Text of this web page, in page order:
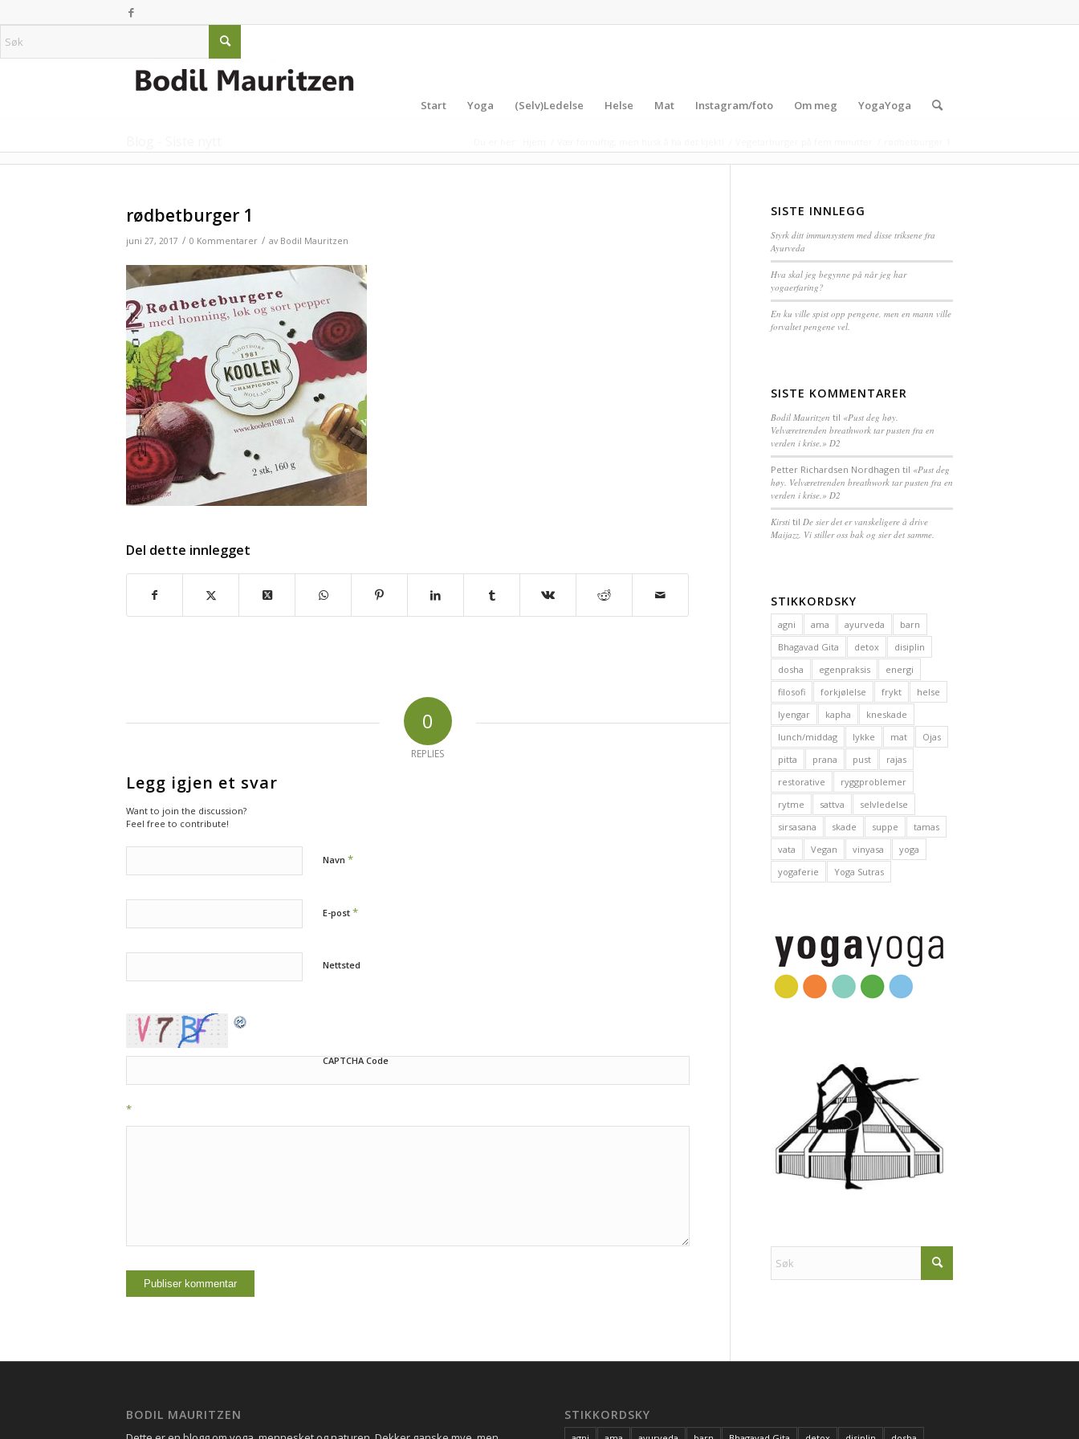
Start Yoga (Selv)Ledelse Helse Mat Instagram/foto Om meg YogaYoga
rødbetburger 1
juni 27, 2017 / 0 Kommentarer / av Bodil Mauritzen
Del dette innlegget
0
REPLIES
Legg igjen et svar
Want to join the discussion?
Feel free to contribute!
Navn *
E-post *
Nettsted
CAPTCHA Code
*
SISTE INNLEGG
Styrk ditt immunsystem med disse triksene fra
Ayurveda
Hva skal jeg begynne på når jeg har
yogaerfaring?
En ku ville spist opp pengene, men en mann ville
forvaltet pengene vel.
SISTE KOMMENTARER
Bodil Mauritzen til «Pust deg høy.
Velværetrenden breathwork tar pusten fra en
verden i krise.» D2
Petter Richardsen Nordhagen til «Pust deg
høy. Velværetrenden breathwork tar pusten fra en
verden i krise.» D2
Kirstitil De sier det er vanskeligere å drive
Maijazz. Vi stiller oss bak og sier det samme.
STIKKORDSKY
agni ama ayurveda
barn
Bhagavad Gita
detox
disiplin
dosha
egenpraksis
energi
filosofi
forkjølelse frykt
helse
Iyengar
kapha
kneskade
lunch/middag
lykke mat
Ojas
pitta
prana pust
rajas
restorative
ryggproblemer
rytme
sattva
selvledelse
sirsasana
skade suppe
tamas
vata
Vegan vinyasa
yoga
yogaferie
Yoga Sutras
BODIL MAURITZEN STIKKORDSKY